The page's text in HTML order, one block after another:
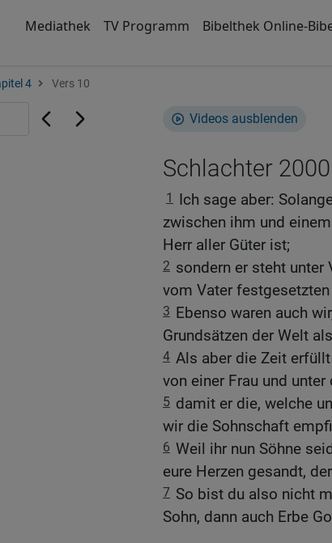
Mediathek TV Programm Bibelthek Online-
4 Vers 10
Videos ausblenden
Schlachter
1 Ich sage aber:
zwischen ihm und
Herr aller Güter ist;
2 sondern er steht unter
vom Vater
3 Ebenso waren auch
Grundsätzen der Welt
4 Als aber die Zeit
von einer Frau und unter
5 damit er die, welche
wir die Sohnschaft
6 Weil ihr nun Söhne
eure Herzen gesandt,
7 So bist du also nicht
Sohn, dann auch Erbe